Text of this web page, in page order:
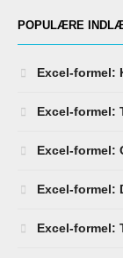
POPULÆRE
Excel-formel:
Excel-formel:
Excel-formel:
Excel-formel:
Excel-formel: